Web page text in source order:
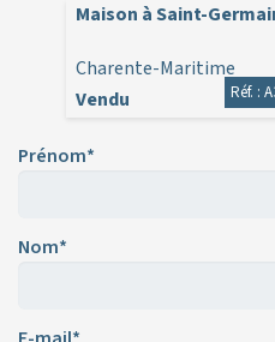
Maison à Saint-
Charente-Maritime
Vendu
Réf. :
Prénom*
Nom*